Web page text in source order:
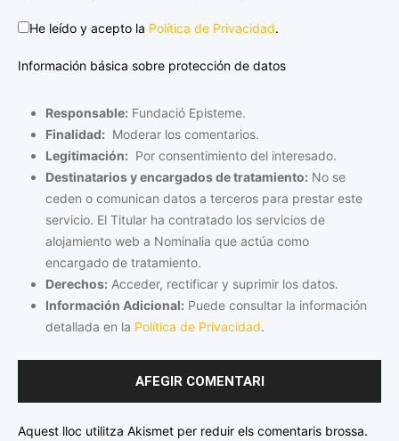
He leído y acepto la Política de Privacidad.
Información básica sobre protección de datos
Responsable: Fundació Episteme.
Finalidad: Moderar los comentarios.
Legitimación: Por consentimiento del interesado.
Destinatarios y encargados de tratamiento: No se
ceden o comunican datos a terceros para prestar este
servicio. El Titular ha contratado los servicios de
alojamiento web a Nominalia que actúa como
encargado de tratamiento.
Derechos: Acceder, rectificar y suprimir los datos.
Información Adicional: Puede consultar la información
detallada en la Política de Privacidad.
Aquest lloc utilitza Akismet per reduir els comentaris brossa.